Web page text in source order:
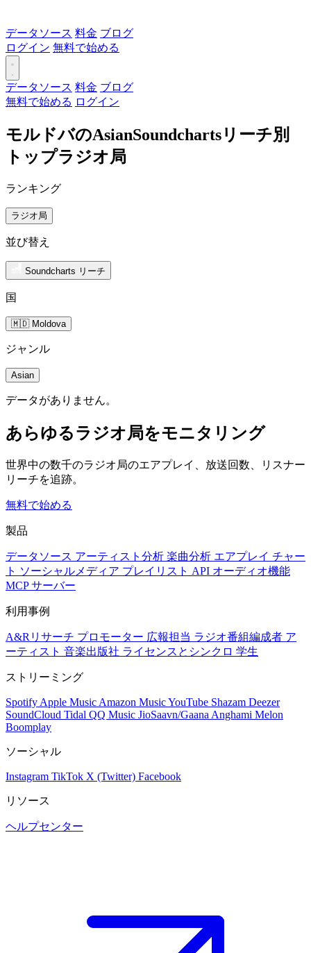
データソース 料金 ブログ
ログイン 無料で始める
データソース 料金 ブログ
無料で始める ログイン
モルドバのAsianSoundchartsリーチ別
トップラジオ局
ランキング
ラジオ局
並び替え
Soundcharts リーチ
国
🇲🇩 Moldova
ジャンル
Asian
データがありません。
あらゆるラジオ局をモニタリング
世界中の数千のラジオ局のエアプレイ、放送回数、リスナー
リーチを追跡。
無料で始める
製品
データソース アーティスト分析 楽曲分析 エアプレイ チャー
ト ソーシャルメディア プレイリスト API オーディオ機能
MCP サーバー
利用事例
A&Rリサーチ プロモーター 広報担当 ラジオ番組編成者 ア
ーティスト 音楽出版社 ライセンスとシンクロ 学生
ストリーミング
Spotify Apple Music Amazon MusicYouTube Shazam Deezer
SoundCloud Tidal QQ Music JioSaavn/Gaana Anghami Melon
Boomplay
ソーシャル
Instagram TikTok X (Twitter) Facebook
リソース
ヘルプセンター